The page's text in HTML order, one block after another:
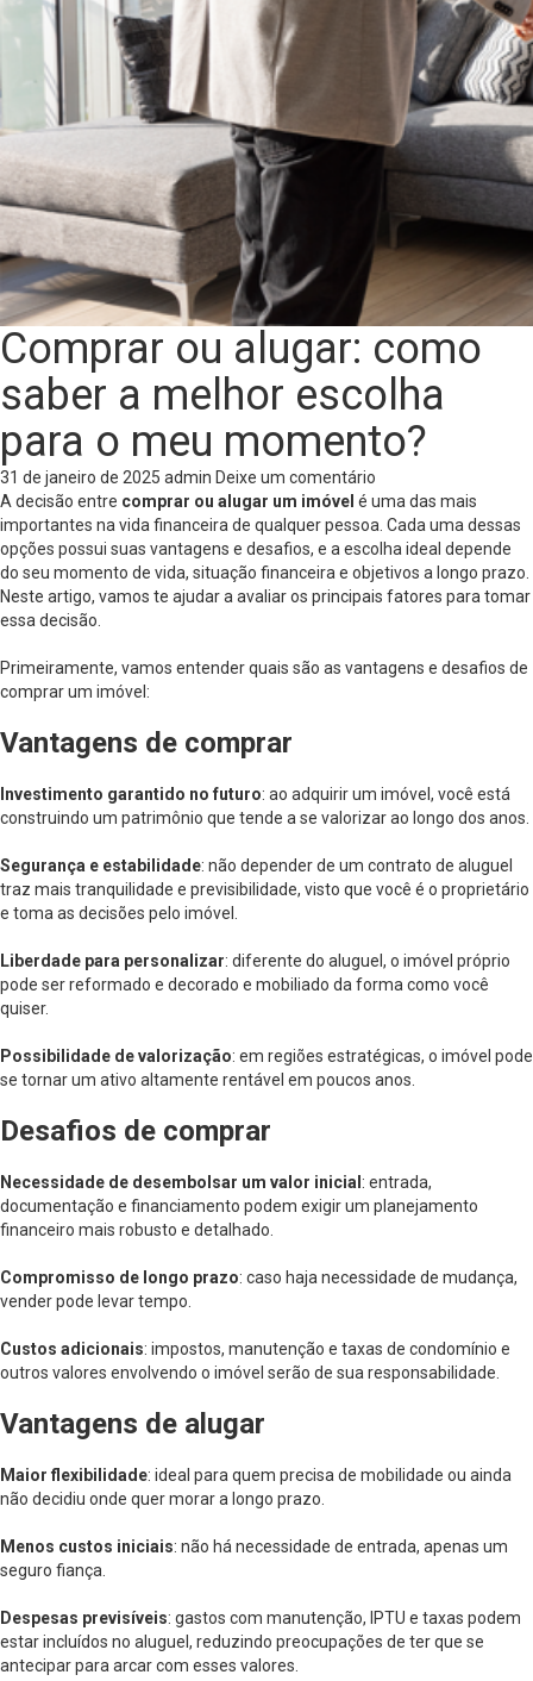
Comprar ou alugar: como
saber a melhor escolha
para o meu momento?
31 de janeiro de 2025 admin Deixe um comentário
A decisão entre comprar ou alugar um imóvel é uma das mais
importantes na vida financeira de qualquer pessoa. Cada uma dessas
opções possui suas vantagens e desafios, e a escolha ideal depende
do seu momento de vida, situação financeira e objetivos a longo prazo.
Neste artigo, vamos te ajudar a avaliar os principais fatores para tomar
essa decisão.
Primeiramente, vamos entender quais são as vantagens e desafios de
comprar um imóvel:
Vantagens de comprar
Investimento garantido no futuro: ao adquirir um imóvel, você está
construindo um patrimônio que tende a se valorizar ao longo dos anos.
Segurança e estabilidade: não depender de um contrato de aluguel
traz mais tranquilidade e previsibilidade, visto que você é o proprietário
e toma as decisões pelo imóvel.
Liberdade para personalizar: diferente do aluguel, o imóvel próprio
pode ser reformado e decorado e mobiliado da forma como você
quiser.
Possibilidade de valorização: em regiões estratégicas, o imóvel pode
se tornar um ativo altamente rentável em poucos anos.
Desafios de comprar
Necessidade de desembolsar um valor inicial : entrada,
documentação e financiamento podem exigir um planejamento
financeiro mais robusto e detalhado.
Compromisso de longo prazo: caso haja necessidade de mudança,
vender pode levar tempo.
Custos adicionais: impostos, manutenção e taxas de condomínio e
outros valores envolvendo o imóvel serão de sua responsabilidade.
Vantagens de alugar
Maior flexibilidade: ideal para quem precisa de mobilidade ou ainda
não decidiu onde quer morar a longo prazo.
Menos custos iniciais: não há necessidade de entrada, apenas um
seguro fiança.
Despesas previsíveis: gastos com manutenção, IPTU e taxas podem
estar incluídos no aluguel, reduzindo preocupações de ter que se
antecipar para arcar com esses valores.